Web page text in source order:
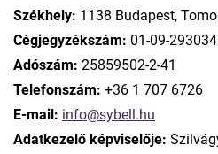
Székhely: 1138 Budapest,
Cégjegyzékszám: 01-09-293034
Adószám: 25859502-2-41
Telefonszám: +36 1 707 6726
E-mail: info@sybell.hu
Adatkezelő képviselője: